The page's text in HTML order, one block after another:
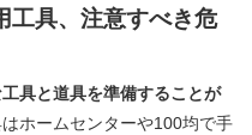
工具、注意すべき危
具と道具を準備することが
ホームセンターや100均で手